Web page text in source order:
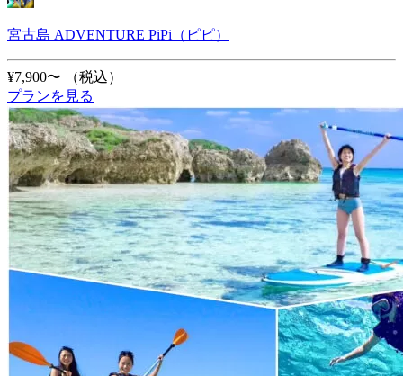
宮古島 ADVENTURE PiPi（ピピ）
¥7,900〜
（税込）
プランを見る